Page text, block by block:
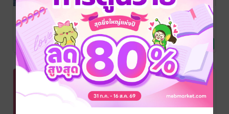
เที่ยวรัสเซีย -
มอสโก และ
เซนต์ปีเตอร์ส
เบิร์ก
จารุภัทร์ ปานพรหมิ
นทร์
/ Tae Moscow
ท่องเที่ยว
12 Rating
DR1: ความรู้
เบื้องต้นเกี่ยวกับ
ตราสารอนุพันธ์
สถาบันพัฒนาความ
รู้ตลาดทุน
ตลาดหลักทรัพย์แห่ง
ประเทศไทย
/ The
Stock Exchange of
Thailand
การเงินการลงทุน
7 Rating
DR2: การ
วิเคราะห์
ตราสารอนุพันธ์
สถาบันพัฒนาความ
รู้ตลาดทุน
ตลาดหลักทรัพย์แห่ง
ประเทศไทย
/ The
Stock Exchange of
Thailand
การเงินการลงทุน
3 Rating